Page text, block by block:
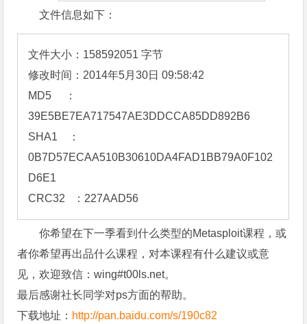
文件信息如下：
文件大小：158592051 字节
修改时间：2014年5月30日 09:58:42
MD5     ：
39E5BE7EA717547AE3DDCCA85DD892B6
SHA1    ：
0B7D57ECAA510B30610DA4FAD1BB79A0F102
D6E1
CRC32   ：227AAD56
你希望在下一季看到什么类型的Metasploit课程，或
者你希望再出品什么课程，对本课程有什么建议或意
见，欢迎致信：wing#t00ls.net。
最后感谢社长同学对ps方面的帮助。
下载地址： http://pan.baidu.com/s/190c82